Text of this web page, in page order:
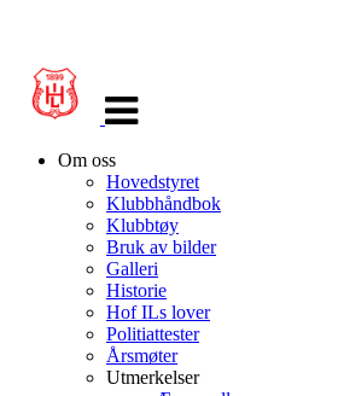
navigasjon
Om oss
Hovedstyret
Klubbhåndbok
Klubbtøy
Bruk av bilder
Galleri
Historie
Hof ILs lover
Politiattester
Årsmøter
Utmerkelser